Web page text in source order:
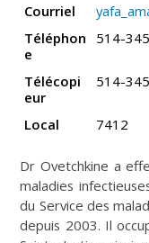
Courriel
Téléphon
e
514-
Télécopi
eur
514-
Local 7412
Dr Ovetchkine a
maladies
du Service des
depuis 2003. Il